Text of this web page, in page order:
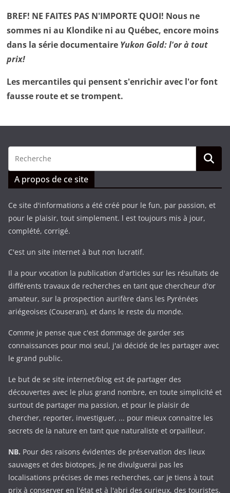
BREF! NE FAITES PAS N'IMPORTE QUOI! Nous ne
sommes ni au Klondike ni au Québec, encore moins
dans la série documentaire Yukon Gold: l'or à tout
prix!
Les mercantiles qui pensent s'enrichir avec l'or font
fausse route et se trompent.
A propos de ce site
Ce site d'informations a été créé pour le fun, par passion, et
pour le plaisir, tout simplement. l est toujours mis à jour,
complété, corrigé.
C'est un site internet à but non lucratif.
Il a pour vocation la publication d'articles sur les résultats de
différents travaux de recherches en tant que chercheur d'or
amateur, sur la prospection aurifère dans les Pyrénées
ariégeoises (Couseran), et dans le reste du monde.
Comme je pense que c'est dommage de garder ses
connaissances pour moi seul, j'ai décidé de les partager avec
le grand public.
Le but de se site internet/blog est de partager des
découvertes avec le plus grand nombre, en toute simplicité et
surtout de partager ma passion, et pour le plaisir de
chercher, reporter, investiguer, ... pour mieux connaitre les
secrets de la nature en tant que naturaliste et orpailleur.
NB. Pour des raisons évidentes de préservation des lieux
sauvages et des biotopes, je ne divulguerai pas les
localisations précises de mes recherches, car je tiens à tout
prix à conserver en l'état et à l'abri des curieux, des touristes,